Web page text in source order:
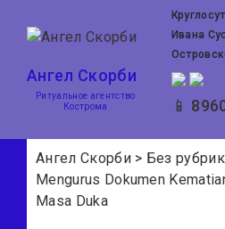
Ангел Скорби
Ритуальное агентство
Кострома
Ивана
📱
Ангел Скорби> Без
Mengurus Dokumen
Masa Duka